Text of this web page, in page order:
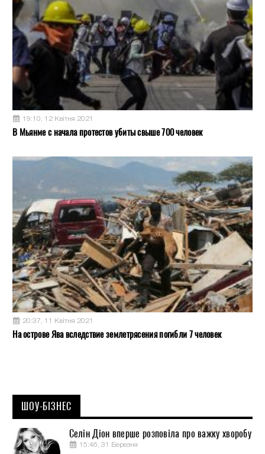
19:10, 12 Квітня 2021
В Мьянме с начала протестов убиты свыше 700 человек
20:37, 11 Квітня 2021
На острове Ява вследствие землетрясения погибли 7 человек
ШОУ-БІЗНЕС
Селін Діон вперше розповіла про важку хворобу
15:46, 31 Березня